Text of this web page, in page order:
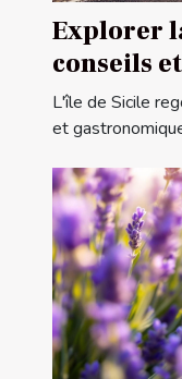
Explorer
conseils
conseillés
L'île de Sicile
et